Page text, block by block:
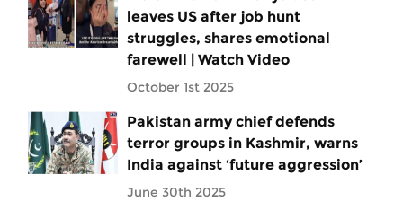
leaves US after job hunt
struggles, shares emotional
farewell | Watch Video
October 1st 2025
Pakistan army chief defends
terror groups in Kashmir, warns
India against ‘future aggression’
June 30th 2025